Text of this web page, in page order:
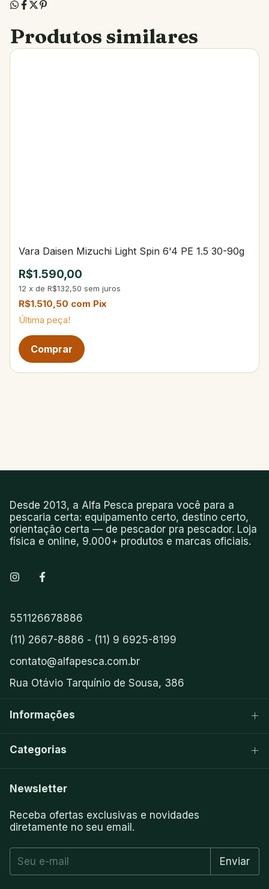
Produtos similares
Vara Daisen Mizuchi Light Spin 6'4 PE 1.5 30-90g
R$1.590,00
12 x de R$132,50 sem juros
R$1.510,50 com Pix
Última peça!
Desde 2013, a Alfa Pesca prepara você para a
pescaria certa: equipamento certo, destino certo,
orientação certa — de pescador pra pescador. Loja
física e online, 9.000+ produtos e marcas oficiais.
551126678886
(11) 2667-8886 - (11) 9 6925-8199
contato@alfapesca.com.br
Rua Otávio Tarquínio de Sousa, 386
Informações
Categorias
Newsletter
Receba ofertas exclusivas e novidades
diretamente no seu email.